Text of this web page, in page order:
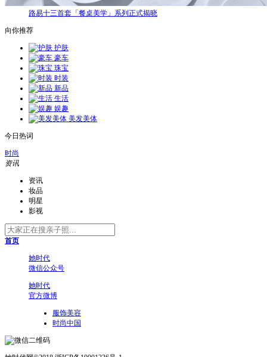
路易十三首套「餐桌美学」系列正式揭晓
向你推荐
护肤
豪车
珠宝
时装
新品
生活
娱趣
美发美体
今日热词
时尚
资讯
资讯
妆品
明星
影视
首页
她时代
微信公众号
她时代
官方微博
服饰美容
时尚中国